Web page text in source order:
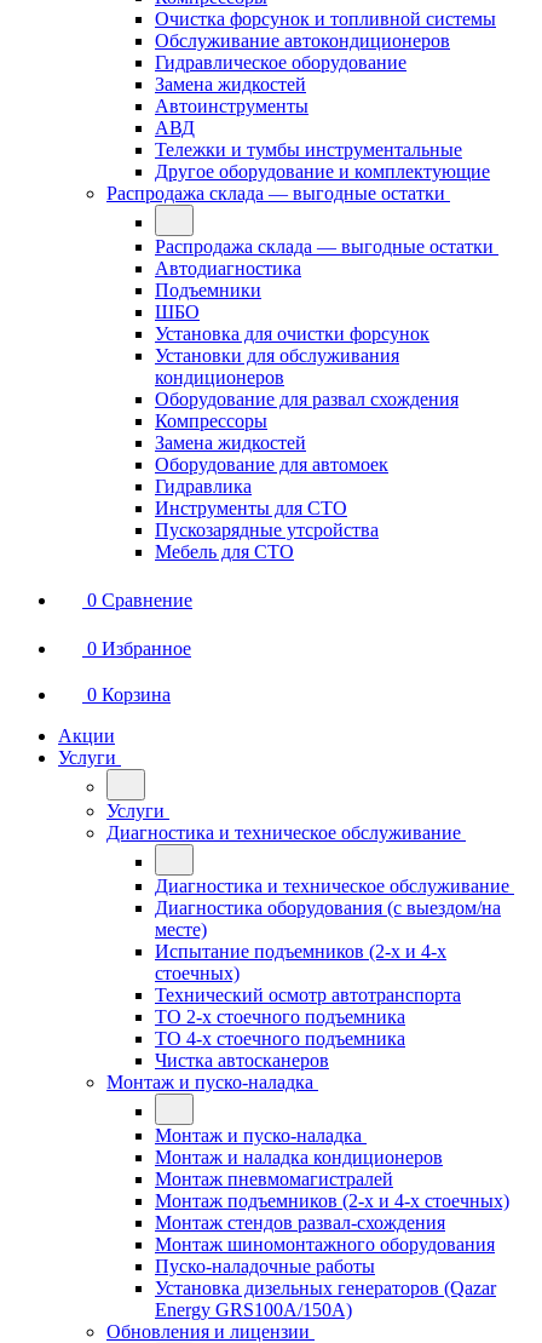
Очистка форсунок и топливной системы
Обслуживание автокондиционеров
Гидравлическое оборудование
Замена жидкостей
Автоинструменты
АВД
Тележки и тумбы инструментальные
Другое оборудование и комплектующие
Распродажа склада — выгодные остатки
Распродажа склада — выгодные остатки
Автодиагностика
Подъемники
ШБО
Установка для очистки форсунок
Установки для обслуживания
кондиционеров
Оборудование для развал схождения
Компрессоры
Замена жидкостей
Оборудование для автомоек
Гидравлика
Инструменты для СТО
Пускозарядные утсройства
Мебель для СТО
0 Сравнение
0 Избранное
0 Корзина
Акции
Услуги
Услуги
Диагностика и техническое обслуживание
Диагностика и техническое обслуживание
Диагностика оборудования (с выездом/на
месте)
Испытание подъемников (2-х и 4-х
стоечных)
Технический осмотр автотранспорта
ТО 2-х стоечного подъемника
ТО 4-х стоечного подъемника
Чистка автосканеров
Монтаж и пуско-наладка
Монтаж и пуско-наладка
Монтаж и наладка кондиционеров
Монтаж пневмомагистралей
Монтаж подъемников (2-х и 4-х стоечных)
Монтаж стендов развал-схождения
Монтаж шиномонтажного оборудования
Пуско-наладочные работы
Установка дизельных генераторов (Qazar
Energy GRS100A/150A)
Обновления и лицензии